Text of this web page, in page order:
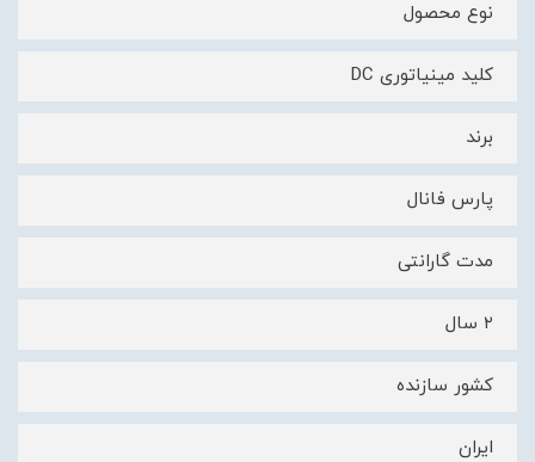
نوع محصول
کلید مینیاتوری DC
برند
پارس فانال
مدت گارانتی
۲ سال
کشور سازنده
ایران